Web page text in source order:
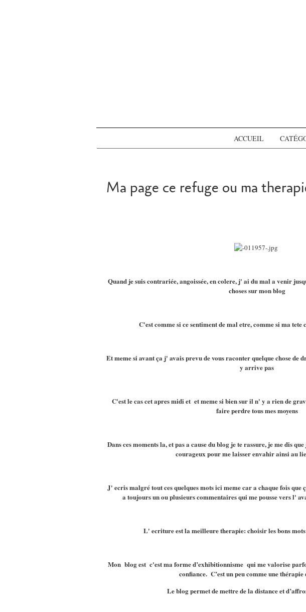
ACCUEIL
Ma page ce refuge ou ma
Quand je suis contrariée, angoissée, en colere, j' ai du mal a venir
choses sur mon blog
C'est comme si ce sentiment de mal etre, comme si ma tete
Et meme si avant ça j' avais prevu de vous raconter quelque chose de
y arrive pas
C'est le cas cet apres midi et et meme si bien sur il n' y a rien de
faire perdre tous mes moyens
Dans ces moments la, et pas a cause du blog je te rassure, je me dis
courageux pour me laisser envahir ainsi au
J' ecris malgré tout ces quelques mots ici meme car a chaque fois
a toujours un ou plusieurs commentaires qui me pousse vers l'
L' ecriture est la meilleure therapie: choisir les bons
Mon blog est c'est ma forme d’exhibitionnisme qui me valorise
confiance. C’est un peu comme une thérapie
Le blog permet de mettre de la distance et